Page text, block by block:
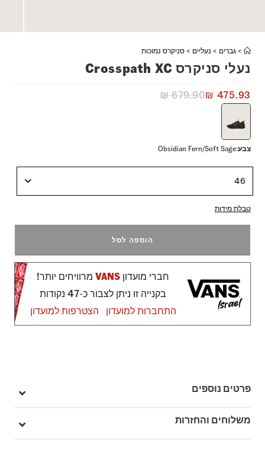
> גברים > נעליים > סניקרס נמוכות
נעלי סניקרס Crosspath XC
₪679.90₪ 475.93
צבע:
Obsidian Fern/Soft Sage
46
טבלת מידות
הוספה לסל
חברי מועדון VANSמרוויחים יותר!
בקנייה זו ניתן לצבור כ-47 נקודות
התחברות למועדון
הצטרפות למועדון
פרטים נוספים
מק"ט: V00EANG22
משלוחים והחזרות